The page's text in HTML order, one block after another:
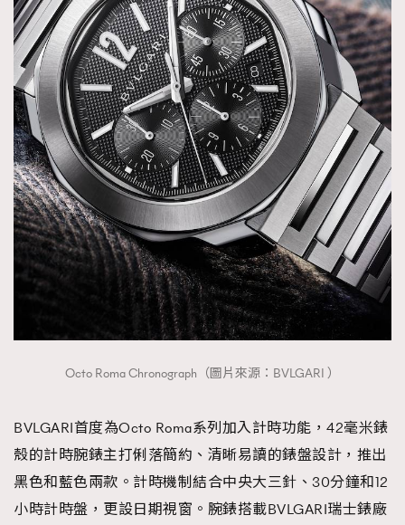
Octo Roma Chronograph（圖片來源：BVLGARI ）
BVLGARI首度為Octo Roma系列加入計時功能，42毫米錶
殼的計時腕錶主打俐落簡約、清晰易讀的錶盤設計，推出
黑色和藍色兩款。計時機制結合中央大三針、30分鐘和12
小時計時盤，更設日期視窗。腕錶搭載BVLGARI瑞士錶廠